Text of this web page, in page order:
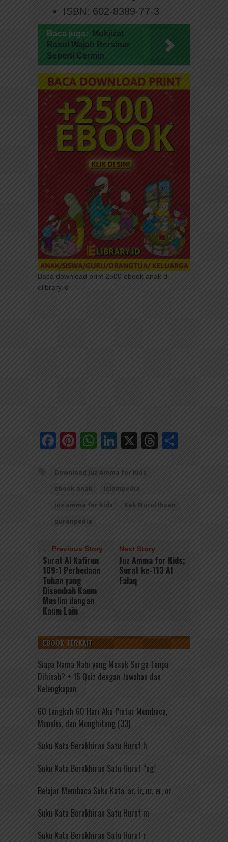
ISBN: 602-8389-77-3
Baca juga:
Mukjizat
Rasul Wajah Bersinar
Seperti Cermin
Baca download print 2500 ebook anak di
elibrary.id
Facebook
Pinterest
WhatsApp
LinkedIn
X Threads
Download Juz Amma for Kids
ebook anak
islampedia
juz amma for kids
Kak Nurul Ihsan
quranpedia
← Previous Story
Surat Al Kafirun
109:1 Perbedaan
Tuhan yang
Disembah Kaum
Muslim dengan
Kaum Lain
Next Story →
Juz Amma for Kids;
Surat ke-113 Al
Falaq
EBOOK TERKAIT
Siapa Nama Nabi yang Masuk Surga Tanpa
Dihisab? + 15 Quiz dengan Jawaban dan
Kelengkapan
60 Langkah 60 Hari Aku Pintar Membaca,
Menulis, dan Menghitung (33)
Suku Kata Berakhiran Satu Huruf h
Suku Kata Berakhiran Satu Huruf “ng”
Belajar Membaca Suku Kata: ar, ir, ur, er, or
Suku Kata Berakhiran Satu Huruf m
Suku Kata Berakhiran Satu Huruf r